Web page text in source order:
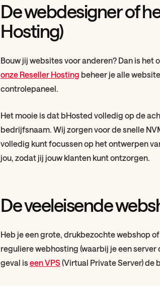
De webdesigner of
Hosting)
Bouw jij websites voor anderen? Dan is
onze Reseller Hosting beheer je alle
controlepaneel.
Het mooie is dat bHosted volledig op de
bedrijfsnaam. Wij zorgen voor de snelle
volledig kunt focussen op het ontwerpen
jou, zodat jij jouw klanten kunt ontzorgen.
De veeleisende
Heb je een grote, drukbezochte webshop
reguliere webhosting (waarbij je een
geval iseen VPS (Virtual Private Server) de